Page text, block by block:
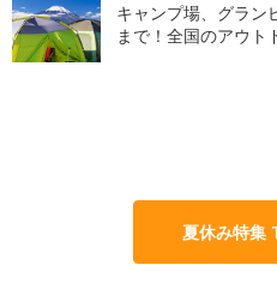
キャンプ場、グラン
まで！全国のアウト
夏休み特集